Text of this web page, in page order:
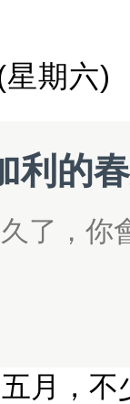
期六)
利的
了，你
月，